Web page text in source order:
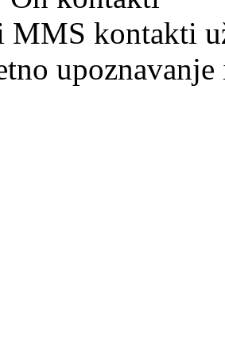
MMS kontakti
upoznavanje